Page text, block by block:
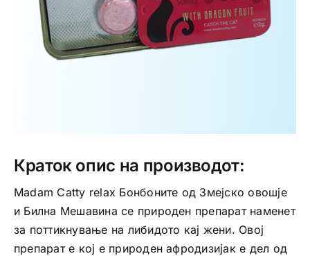
Медицински апрати
Краток опис на производот:
Madam Catty relax Бонбоните од Змејско овошје
и Билна Мешавина се природен препарат наменет
за поттикнување на либидото кај жени. Овој
препарат е кој е природен афродизијак е дел од